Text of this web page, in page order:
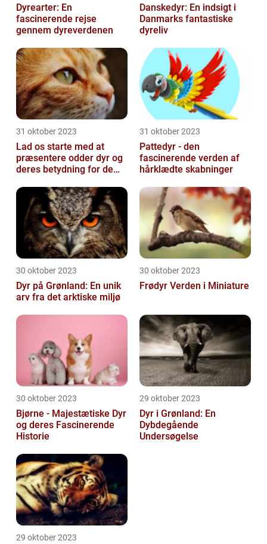
Dyrearter: En
fascinerende rejse
gennem dyreverdenen
Danskedyr: En indsigt i
Danmarks fantastiske
dyreliv
31 oktober 2023
Lad os starte med at
præsentere odder dyr og
deres betydning for dem,
interesseret i...
31 oktober 2023
Pattedyr - den
fascinerende verden af
hårklædte skabninger
30 oktober 2023
Dyr på Grønland: En unik
arv fra det arktiske miljø
30 oktober 2023
Frødyr Verden i Miniature
30 oktober 2023
Bjørne - Majestætiske Dyr
og deres Fascinerende
Historie
29 oktober 2023
Dyr i Grønland: En
Dybdegående
Undersøgelse
29 oktober 2023